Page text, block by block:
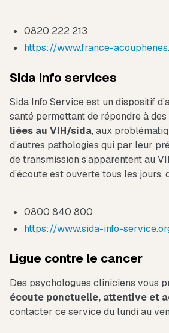
0820 222 213
https://www.france-
Sida info services
Sida Info Service est un dispositif
santé permettant de répondre à des
liées au VIH/sida, aux
d’autres pathologies qui par leur
de transmission s’apparentent au
d’écoute est ouverte tous les jours,
0800 840 800
https://www.sida-info-
Ligue contre le cancer
Des psychologues cliniciens vous
écoute ponctuelle, attentive et
contacter ce service du lundi au